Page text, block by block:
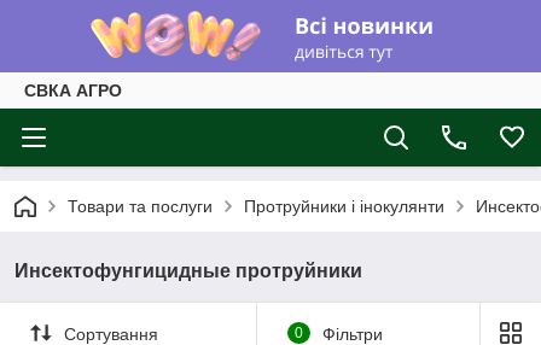
СВКА АГРО
Товари та послуги Протруйники і інокулянти
Инсектофунгицидные протруйники
Сортування 0 Фільтри